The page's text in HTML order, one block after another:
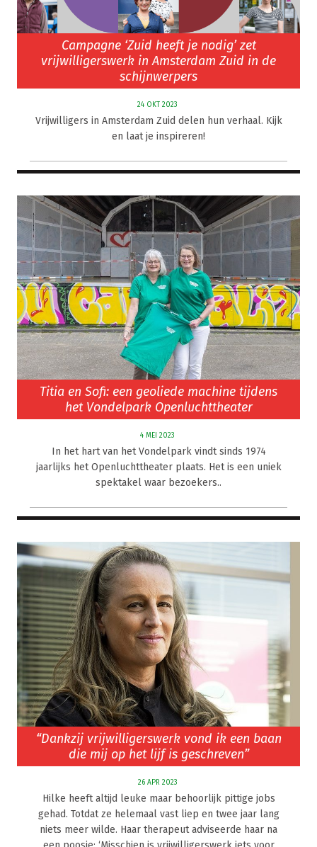
Campagne ‘Zuid heeft je nodig’ zet
vrijwilligerswerk in Amsterdam Zuid in de
schijnwerpers
24 OKT 2023
Vrijwilligers in Amsterdam Zuid delen hun verhaal. Kijk
en laat je inspireren!
Titia en Sofi: een geoliede machine tijdens
het Vondelpark Openluchttheater
4 MEI 2023
In het hart van het Vondelpark vindt sinds 1974
jaarlijks het Openluchttheater plaats. Het is een uniek
spektakel waar bezoekers..
“Dankzij vrijwilligerswerk vond ik een baan
die mij op het lijf is geschreven”
26 APR 2023
Hilke heeft altijd leuke maar behoorlijk pittige jobs
gehad. Totdat ze helemaal vast liep en twee jaar lang
niets meer wilde. Haar therapeut adviseerde haar na